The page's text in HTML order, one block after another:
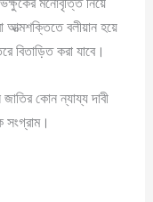
আত্মশক্তিতে বলীয়ান হয়ে
বিতাড়িত করা যাবে।
কোন ন্যায্য দাবী
সংগ্রাম।